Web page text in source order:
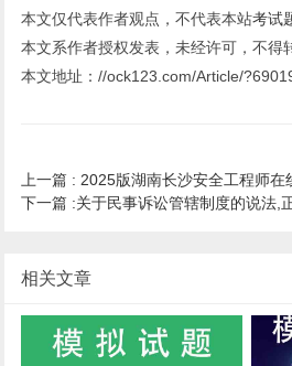
本文仅代表作者观点，不代表本站考试
本文系作者授权发表，未经许可，不得
本文地址：//ock123.com/Article/
上一篇 : 2025版湖南长沙安全工程师在
下一篇 :关于民事诉讼管辖制度的说法,
相关文章